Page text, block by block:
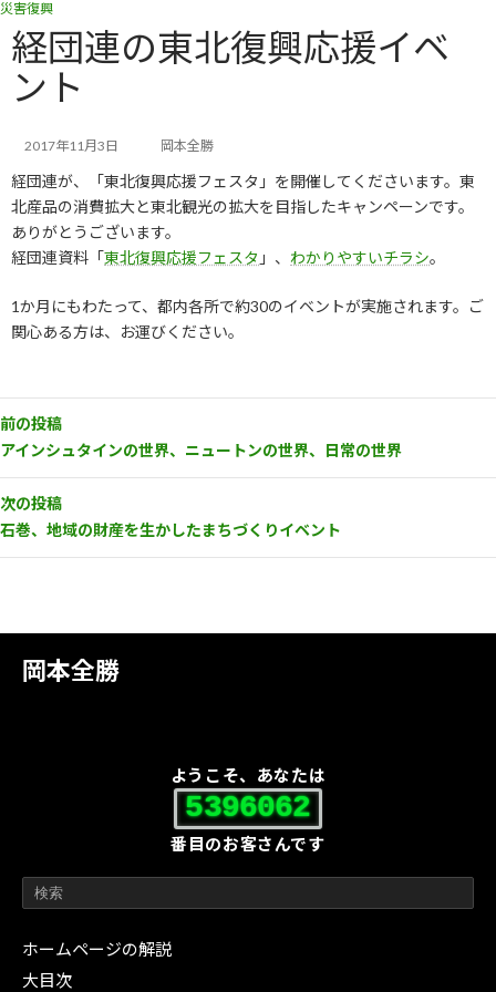
コ
ン
テ
ッ
プ
ナ
ビ
ゲ
移
動
岡本全勝
ようこそ、あなたは
5396062
番目のお客さんです
ホームページの解説
大目次
災害復興
経団連の東北復興応援イベ
ント
2017年11月3日 岡本全勝
経団連が、「東北復興応援フェスタ」を開催してくださいます。東
北産品の消費拡大と東北観光の拡大を目指したキャンペーンです。
ありがとうございます。
経団連資料「東北復興応援フェスタ 」、 わかりやすいチラシ。
1か月にもわたって、都内各所で約30のイベントが実施されます。ご
関心ある方は、お運びください。
前の投稿
アインシュタインの世界、ニュートンの世界、日常の世界
次の投稿
石巻、地域の財産を生かしたまちづくりイベント